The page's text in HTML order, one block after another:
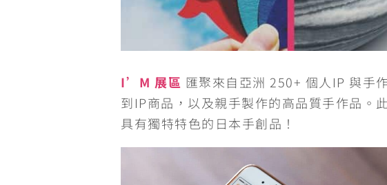
I’M 展區 匯聚來自亞洲 250+ 個人IP 與手
到IP商品，以及親手製作的高品質手作品。
具有獨特特色的日本手創品！